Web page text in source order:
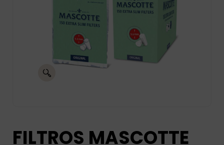
FILTROS MASCOTTE